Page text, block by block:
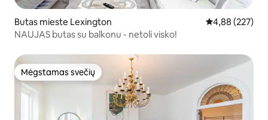
Butas mieste Lexington Vidutinis
4,88 (227)
NAUJAS butas su balkonu - netoli visko!
Mėgstamas svečių
Mėgstamas svečių